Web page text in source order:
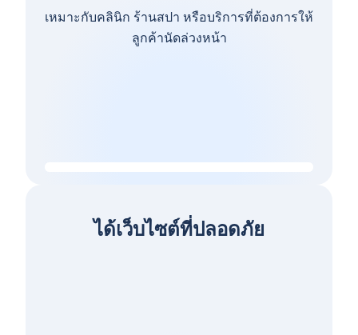
เหมาะกับคลินิก ร้านสปา หรือบริการที่ต้องการให้
ลูกค้านัดล่วงหน้า
ได้เว็บไซต์ที่ปลอดภัย